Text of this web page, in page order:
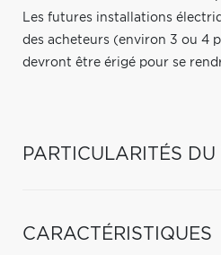
Les futures installations
des acheteurs (environ 3 ou 4
devront être érigé pour se
PARTICULARITÉS DU
CARACTÉRISTIQUES